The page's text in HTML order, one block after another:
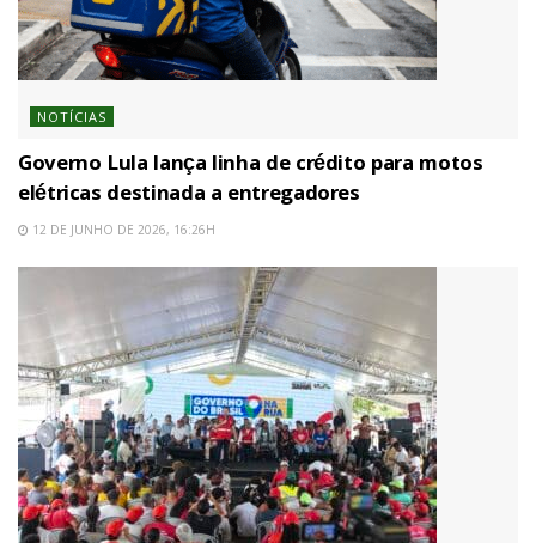
NOTÍCIAS
Governo Lula lança linha de crédito para motos
elétricas destinada a entregadores
12 DE JUNHO DE 2026, 16:26H